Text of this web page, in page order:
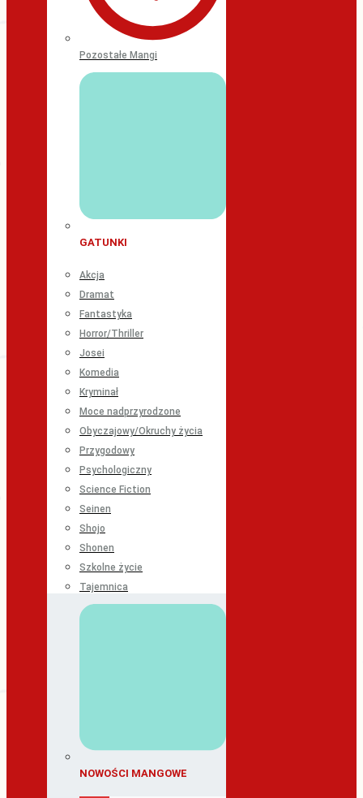
Pozostałe Mangi
GATUNKI
Akcja
Dramat
Fantastyka
Horror/Thriller
Josei
Komedia
Kryminał
Moce nadprzyrodzone
Obyczajowy/Okruchy życia
Przygodowy
Psychologiczny
Science Fiction
Seinen
Shojo
Shonen
Szkolne życie
Tajemnica
NOWOŚCI MANGOWE